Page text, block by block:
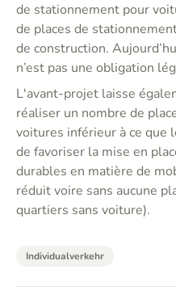
de stationnement pour
de places de
de construction.
n’est pas une obligation
L'avant-projet laisse
réaliser un nombre de
voitures inférieur à ce que
de favoriser la mise en
durables en matière de
réduit voire sans aucune
quartiers sans voiture).
Individualverkehr